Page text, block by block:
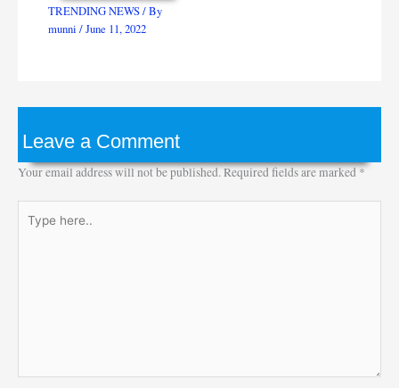
TRENDING NEWS/ By
munni/June 11, 2022
Leave a Comment
Your email address will not be published.Required fields are marked*
here..